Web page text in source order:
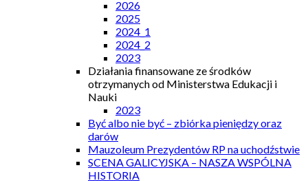
2026
2025
2024_1
2024_2
2023
Działania finansowane ze środków
otrzymanych od Ministerstwa Edukacji i
Nauki
2023
Być albo nie być – zbiórka pieniędzy oraz
darów
Mauzoleum Prezydentów RP na uchodźstwie
SCENA GALICYJSKA – NASZA WSPÓLNA
HISTORIA